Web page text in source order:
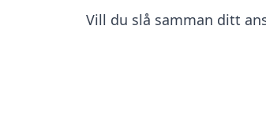
Vill du slå samman ditt